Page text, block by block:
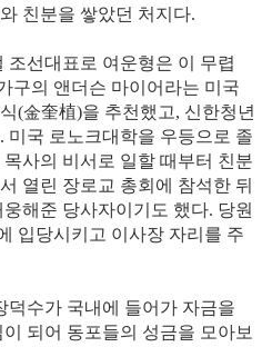
친분을 쌓았던 처지다.
조선대표로 여운형은 이 무렵
구의 앤더슨 마이어라는 미국
(金奎植)을 추천했고, 신한청년
미국 로노크대학을 우등으로 졸
사의 비서로 일할 때부터 친분
열린 장로교 총회에 참석한 뒤
해준 당사자이기도 했다. 당원
입당시키고 이사장 자리를 주
덕수가 국내에 들어가 자금을
되어 동포들의 성금을 모아보